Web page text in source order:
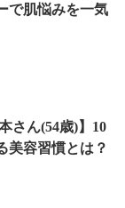
で肌悩みを一気
さん(54歳)】10
美容習慣とは？